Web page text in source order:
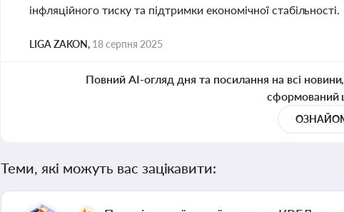
інфляційного тиску та підтримки економічної стабільності.
LIGA ZAKON, 18 серпня 2025
Повний AI-огляд дня та посилання на всі
сформований
Теми, які можуть вас зацікавити: